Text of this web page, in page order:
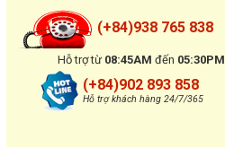
(+84)938 765 838
Hỗ trợ từ 08:45AM đến 05:30PM
(+84)902 893 858
Hỗ trợ khách hàng 24/7/365